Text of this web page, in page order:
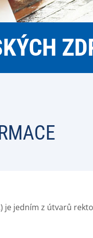
je jedním z útvarů